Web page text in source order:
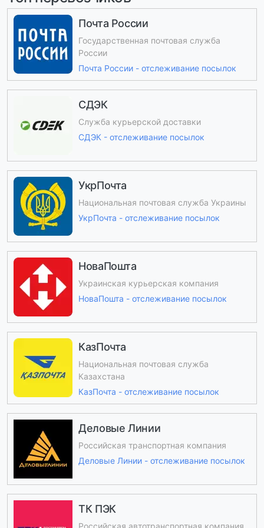
Почта России
Государственная почтовая служба
России
Почта России - отслеживание посылок
СДЭК
Служба курьерской доставки
СДЭК - отслеживание посылок
УкрПочта
Национальная почтовая служба Украины
УкрПочта - отслеживание посылок
НоваПошта
Украинская курьерская компания
НоваПошта - отслеживание посылок
КазПочта
Национальная почтовая служба
Казахстана
КазПочта - отслеживание посылок
Деловые Линии
Российская транспортная компания
Деловые Линии - отслеживание посылок
ТК ПЭК
Российская автотранспортная компания